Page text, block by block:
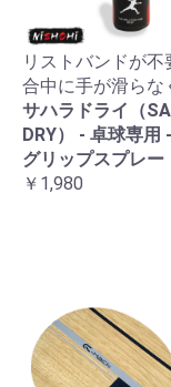
リストバンドが不
合中に手が滑らな
サハラドライ（
DRY） - 卓球専用
グリップスプレー
￥1,980